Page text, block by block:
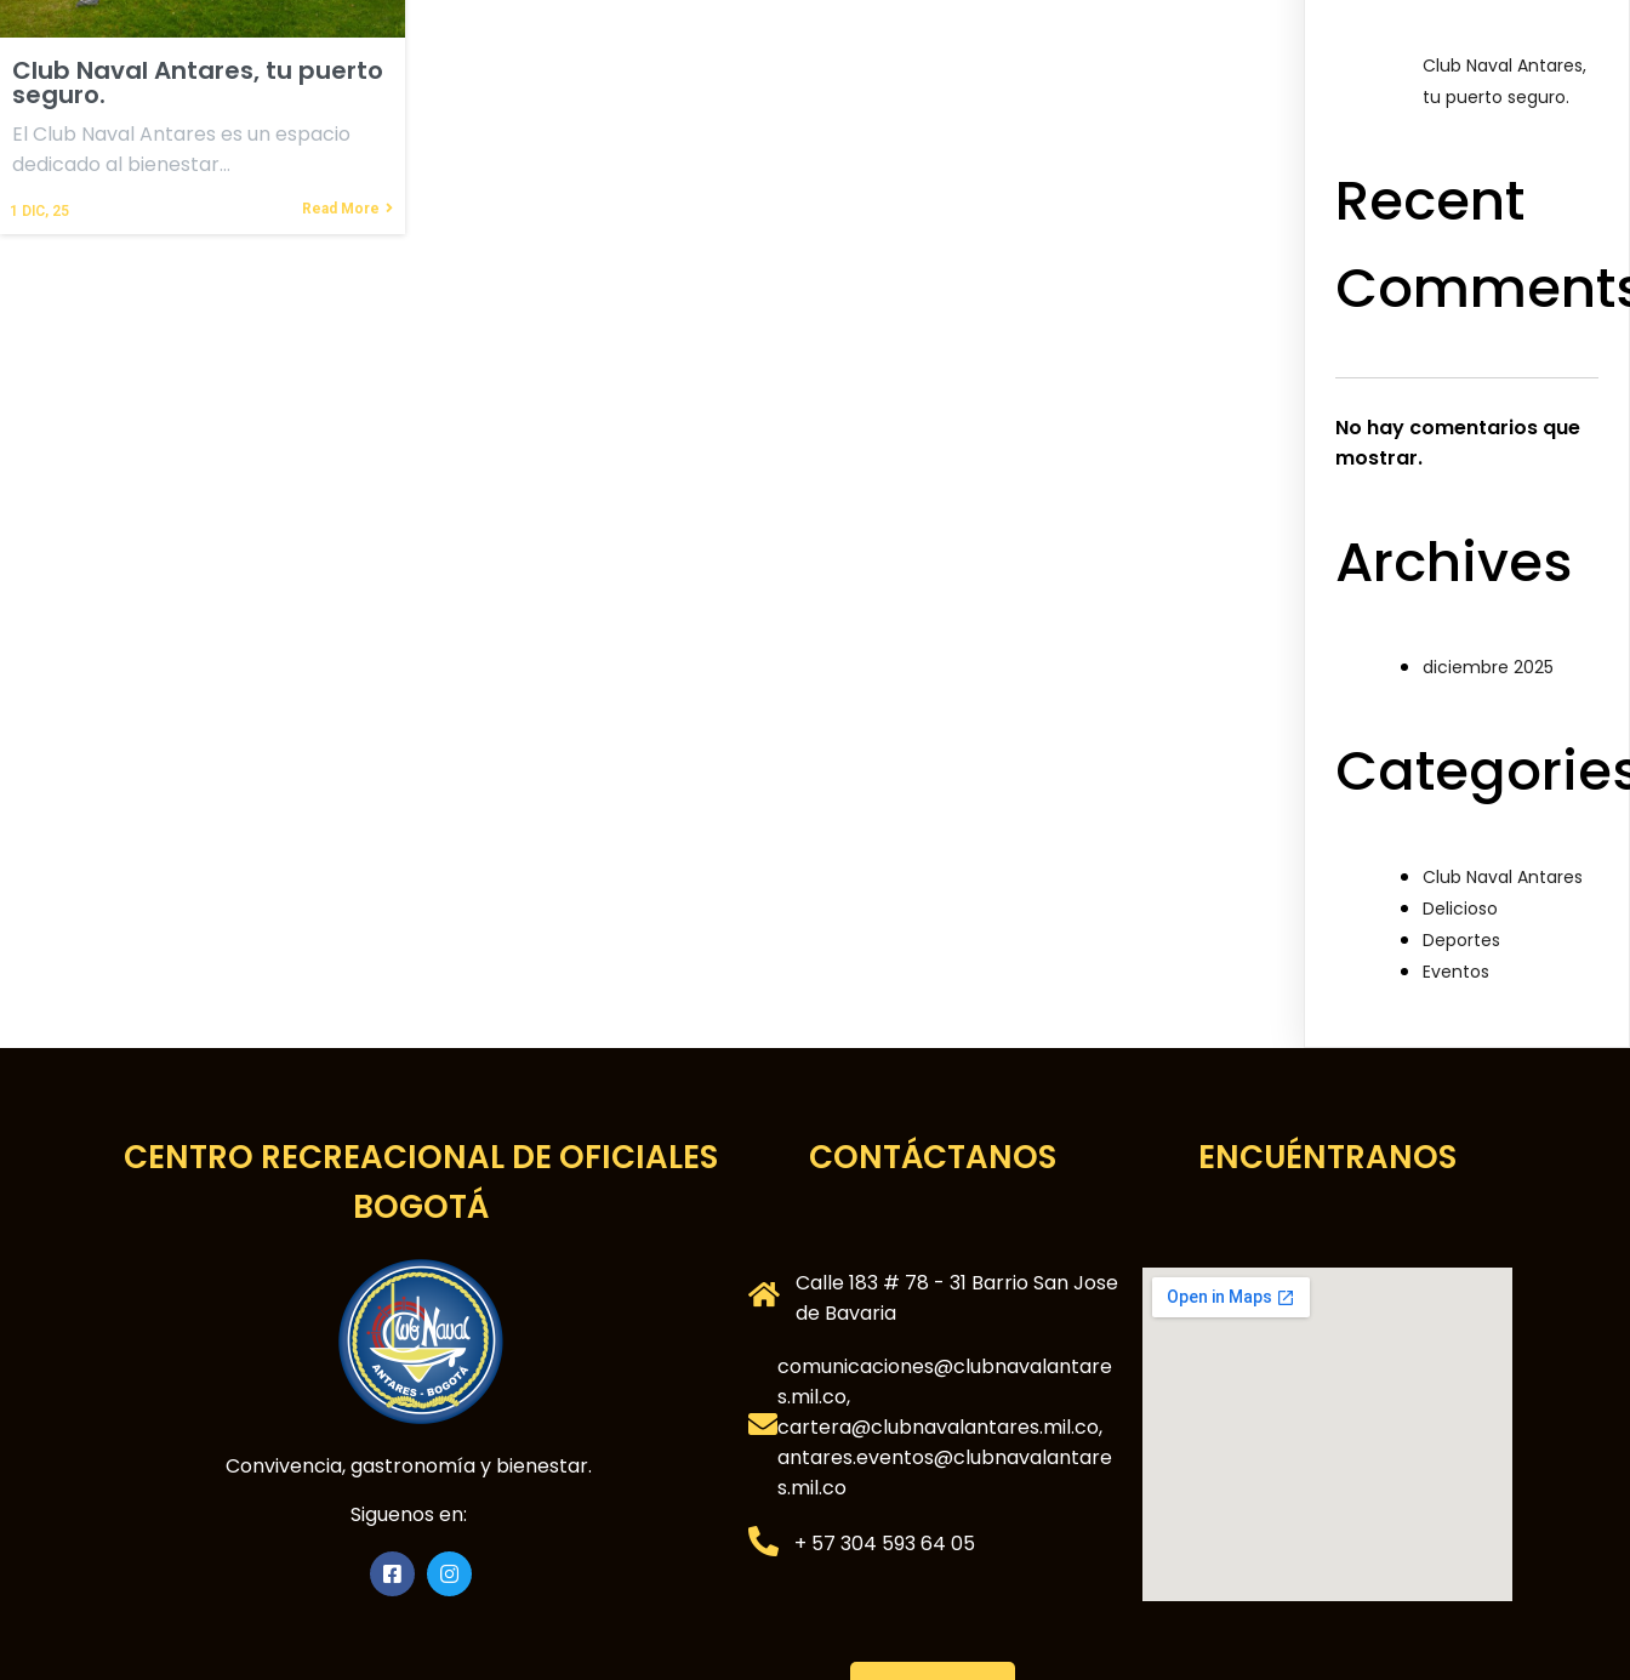
Club Naval Antares, tu puerto
seguro.
1 DIC, 25
El Club Naval Antares es un espacio
dedicado al bienestar…
Read More
Club Naval Antares,
tu puerto seguro.
Recent
No hay comentarios que
mostrar.
Archives
diciembre 2025
Club Naval Antares
Delicioso
Deportes
Eventos
CENTRO RECREACIONAL DE OFICIALES
BOGOTÁ
Convivencia, gastronomía y bienestar.
Siguenos en:
CONTÁCTANOS
Calle 183 # 78 - 31 Barrio San Jose
de Bavaria
comunicaciones@clubnavalantare
s.mil.co,
cartera@clubnavalantares.mil.co,
antares.eventos@clubnavalantare
s.mil.co
+ 57 304 593 64 05
ENCUÉNTRANOS